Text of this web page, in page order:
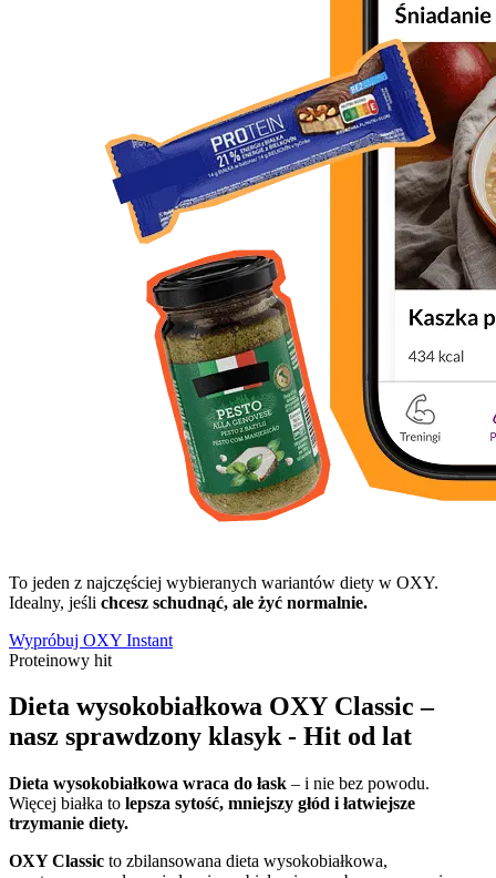
To jeden z najczęściej wybieranych wariantów diety w OXY.
Idealny, jeśli chcesz schudnąć, ale żyć normalnie.
Wypróbuj OXY Instant
Proteinowy hit
Dieta wysokobiałkowa OXY Classic –
nasz sprawdzony klasyk - Hit od lat
Dieta wysokobiałkowa wraca do łask – i nie bez powodu.
Więcej białka to lepsza sytość, mniejszy głód i łatwiejsze
trzymanie diety.
OXY Classic to zbilansowana dieta wysokobiałkowa,